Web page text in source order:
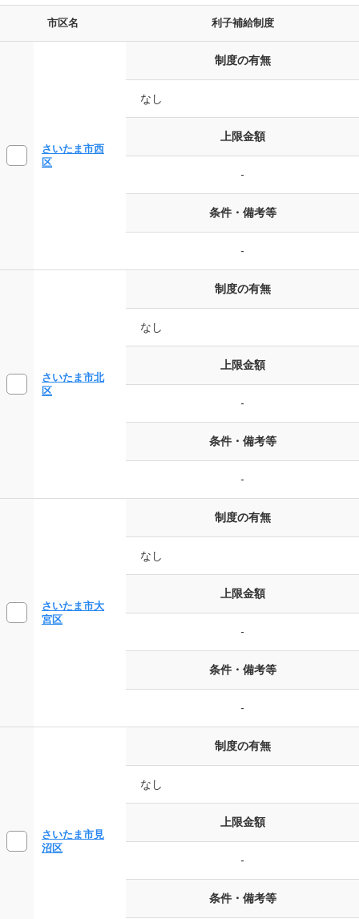
市区名 利子補給制度
さいたま市西
区
制度の有無
なし
上限金額
-
条件・備考等
-
さいたま市北
区
制度の有無
なし
上限金額
-
条件・備考等
-
さいたま市大
宮区
制度の有無
なし
上限金額
-
条件・備考等
-
さいたま市見
沼区
制度の有無
なし
上限金額
-
条件・備考等